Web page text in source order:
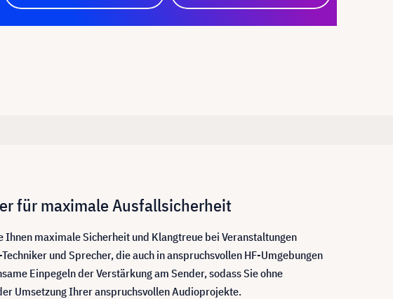
für maximale Ausfallsicherheit
maximale Sicherheit und Klangtreue bei Veranstaltungen
und Sprecher, die auch in anspruchsvollen HF-Umgebungen
Einpegeln der Verstärkung am Sender, sodass Sie ohne
Umsetzung Ihrer anspruchsvollen Audioprojekte.